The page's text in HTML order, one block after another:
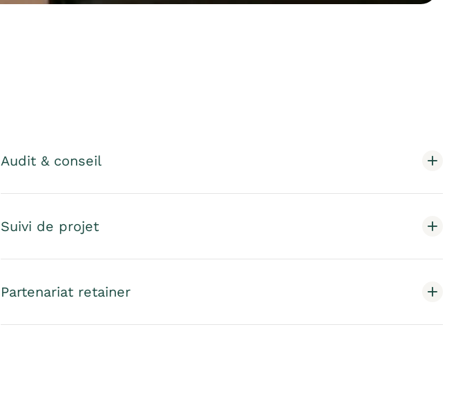
Audit & conseil
Suivi de projet
Partenariat retainer